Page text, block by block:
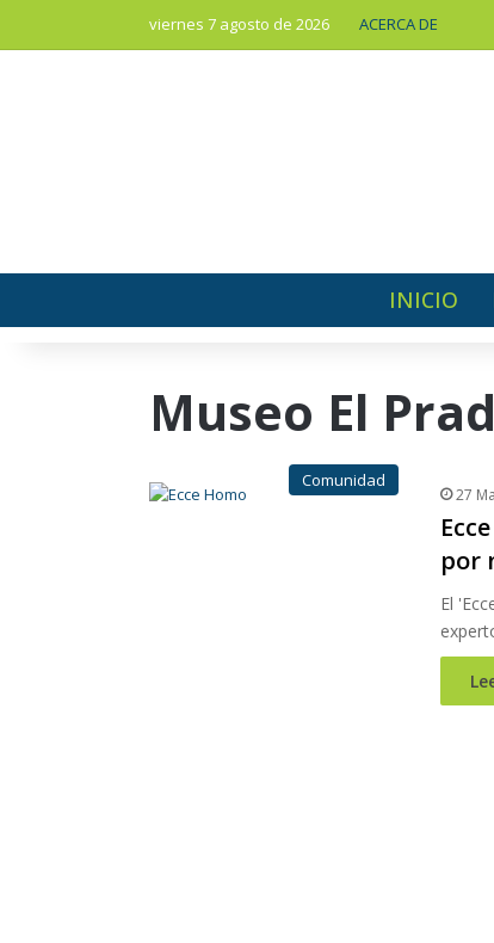
viernes 7 agosto de 2026 ACERCA DE
INICIO
Museo El
Comunidad
27
por
El